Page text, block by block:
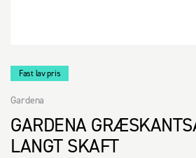
Fast lav pris
GARDENA
LANGT SKAFT
Gardena